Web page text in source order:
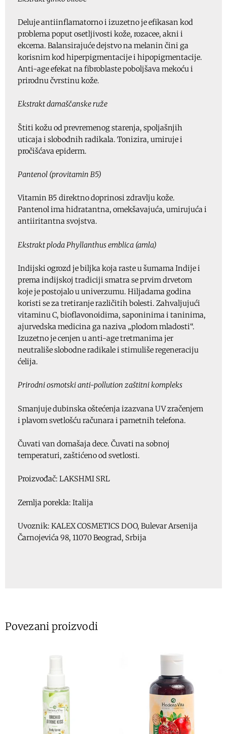
Deluje antiinflamatorno i izuzetno je efikasan kod
problema poput osetljivosti kože, rozacee, akni i
ekcema. Balansirajuće dejstvo na melanin čini ga
korisnim kod hiperpigmentacije i hipopigmentacije.
Anti-age efekat na fibroblaste poboljšava mekoću i
prirodnu čvrstinu kože.
Ekstrakt damaščanske ruže
Štiti kožu od prevremenog starenja, spoljašnjih
uticaja i slobodnih radikala. Tonizira, umiruje i
pročišćava epiderm.
Pantenol (provitamin B5)
Vitamin B5 direktno doprinosi zdravlju kože.
Pantenol ima hidratantna, omekšavajuća, umirujuća i
antiiritantna svojstva.
Ekstrakt ploda Phyllanthus emblica (amla)
Indijski ogrozd je biljka koja raste u šumama Indije i
prema indijskoj tradiciji smatra se prvim drvetom
koje je postojalo u univerzumu. Hiljadama godina
koristi se za tretiranje različitih bolesti. Zahvaljujući
vitaminu C, bioflavonoidima, saponinima i taninima,
ajurvedska medicina ga naziva „plodom mladosti“.
Izuzetno je cenjen u anti-age tretmanima jer
neutrališe slobodne radikale i stimuliše regeneraciju
ćelija.
Prirodni osmotski anti-pollution zaštitni kompleks
Smanjuje dubinska oštećenja izazvana UV zračenjem
i plavom svetlošću računara i pametnih telefona.
Čuvati van domašaja dece. Čuvati na sobnoj
temperaturi, zaštićeno od svetlosti.
Proizvođač: LAKSHMI SRL
Zemlja porekla: Italija
Uvoznik: KALEX COSMETICS DOO, Bulevar Arsenija
Čarnojevića 98, 11070 Beograd, Srbija
Povezani proizvodi